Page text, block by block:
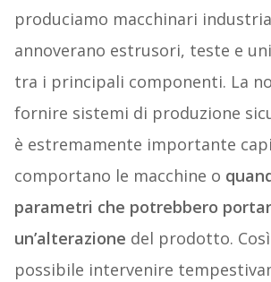
produciamo macchinari
annoverano estrusori, teste e
tra i principali componenti. La
fornire sistemi di produzione
è estremamente importante
comportano le macchine o
parametri che potrebbero
un’alterazione del prodotto.
possibile intervenire